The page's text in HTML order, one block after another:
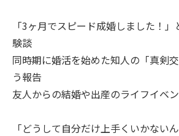
「3ヶ月でスピード成婚しました！
験談
同時期に婚活を始めた知人の「真剣
う報告
友人からの結婚や出産のライフイベ
「どうして自分だけ上手くいかない